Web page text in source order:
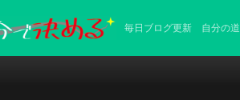
毎日ブログ更新 自分の